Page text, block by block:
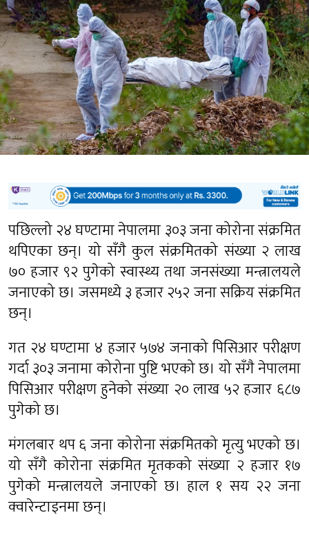
पछिल्लो २४ घण्टामा नेपालमा ३०३ जना कोरोना संक्रमित
थपिएका छन्। यो सँगै कुल संक्रमितको संख्या २ लाख
७० हजार ९२ पुगेको स्वास्थ्य तथा जनसंख्या मन्त्रालयले
जनाएको छ। जसमध्ये ३ हजार २५२ जना सक्रिय संक्रमित
छन्।
गत २४ घण्टामा ४ हजार ५७४ जनाको पिसिआर परीक्षण
गर्दा ३०३ जनामा कोरोना पुष्टि भएको छ। यो सँगै नेपालमा
पिसिआर परीक्षण हुनेको संख्या २० लाख ५२ हजार ६८७
पुगेको छ।
मंगलबार थप ६ जना कोरोना संक्रमितको मृत्यु भएको छ।
यो सँगै कोरोना संक्रमित मृतकको संख्या २ हजार १७
पुगेको मन्त्रालयले जनाएको छ। हाल १ सय २२ जना
क्वारेन्टाइनमा छन्।